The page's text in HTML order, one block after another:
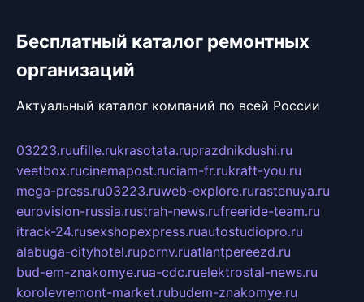
Бесплатный каталог ремонтных
организаций
Актуальный каталог компаний по всей России
03223.ruufille.rukrasotata.ruprazdnikdushi.ru
veetbox.rucinemapost.ruciam-fr.rukraft-you.ru
mega-press.ru03223.ruweb-explore.rurastenuya.ru
eurovision-russia.rustrah-news.rufreeride-team.ru
itrack-24.rusexshopexpress.ruautostudiopro.ru
alabuga-cityhotel.rupornv.ruatlantpereezd.ru
bud-em-znakomye.rua-cdc.ruelektrostal-news.ru
korolevremont-market.rubudem-znakomye.ru